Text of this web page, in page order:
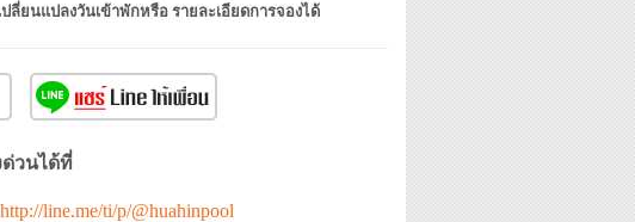
ลี่ยนแปลงวันเข้าพักหรือ รายละเอียดการจองได้
ด่วนได้ที่
http://line.me/ti/p/@huahinpool